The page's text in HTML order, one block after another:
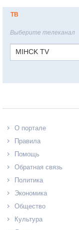
ТВ
Выберите телеканал
MIHCK TV
О портале
Правила
Помощь
Обратная связь
Политика
Экономика
Общество
Культура